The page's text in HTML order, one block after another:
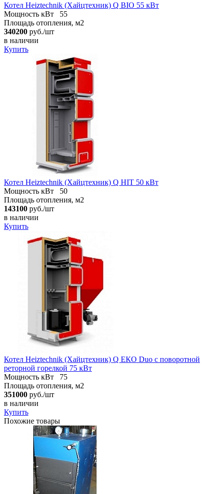
Котел Heiztechnik (Хайцтехник) Q BIO 55 кВт
Мощность кВт
55
Площадь отопления, м2
340200 руб./шт
в наличии
Купить
Котел Heiztechnik (Хайцтехник) Q HIT 50 кВт
Мощность кВт
50
Площадь отопления, м2
143100 руб./шт
в наличии
Купить
Котел Heiztechnik (Хайцтехник) Q ЕКO Duo с поворотной
реторной горелкой 75 кВт
Мощность кВт
75
Площадь отопления, м2
351000 руб./шт
в наличии
Купить
Похожие товары